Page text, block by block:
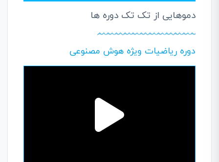
دموهایی از تک تک دوره ها
دوره ریاضیات ویژه هوش مصنوعی